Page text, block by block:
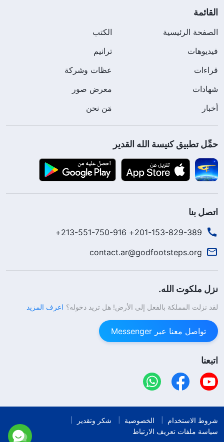
القائمة
الصفحة الرئيسية
الكتب
فيديوهات
ترانيم
قراءات
عظات وشركة
شهادات
معرض صور
أخبار
مَن نحن
حمِّل تطبيق كنيسة الله القدير
اتصل بنا
201-153-829-389+ 213-551-750-916+
contact.ar@godfootsteps.org
نزل ملكوت الله.
لقد نزلت المملكة بالفعل إلى الأرض! هل تريد دخوله؟ اعرف المزيد
تواصل معنا عبر Messenger
اتبعنا
شروط الاستخدام الخصوصية
شكر وتقدير
سياسة ملفات تعريف الارتباط